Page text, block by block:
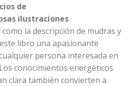
de
ilustraciones
como la descripción de mudras y
libro una apasionante
persona interesada en
conocimientos energéticos
clara también convierten a